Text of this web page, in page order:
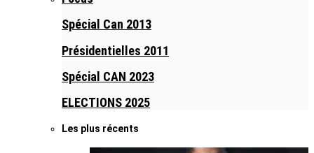
Spécial Can 2013
Présidentielles 2011
Spécial CAN 2023
ELECTIONS 2025
Les plus récents